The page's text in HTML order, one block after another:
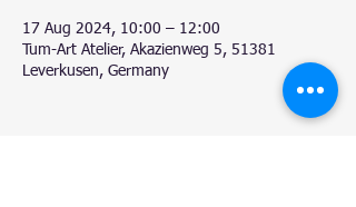
17 Aug 2024, 10:00 – 12:00
Tum-Art Atelier, Akazienweg 5, 51381
Leverkusen, Germany